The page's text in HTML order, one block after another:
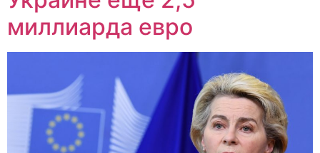
миллиарда евро